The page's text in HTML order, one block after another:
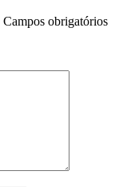
Campos obrigatórios